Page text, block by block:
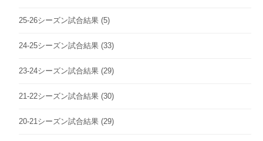
25-26シーズン試合結果 (5)
24-25シーズン試合結果 (33)
23-24シーズン試合結果 (29)
21-22シーズン試合結果 (30)
20-21シーズン試合結果 (29)